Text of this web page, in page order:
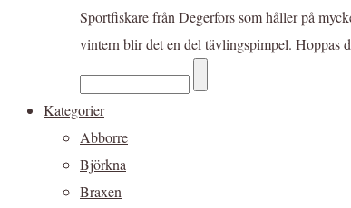
Sportfiskare från Degerfors som håller på
vintern blir det en del tävlingspimpel. Hoppas
Kategorier
Abborre
Björkna
Braxen